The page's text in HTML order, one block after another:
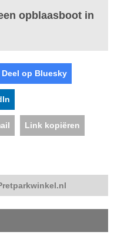
opblaasboot in
Deel op Bluesky
Link kopiëren